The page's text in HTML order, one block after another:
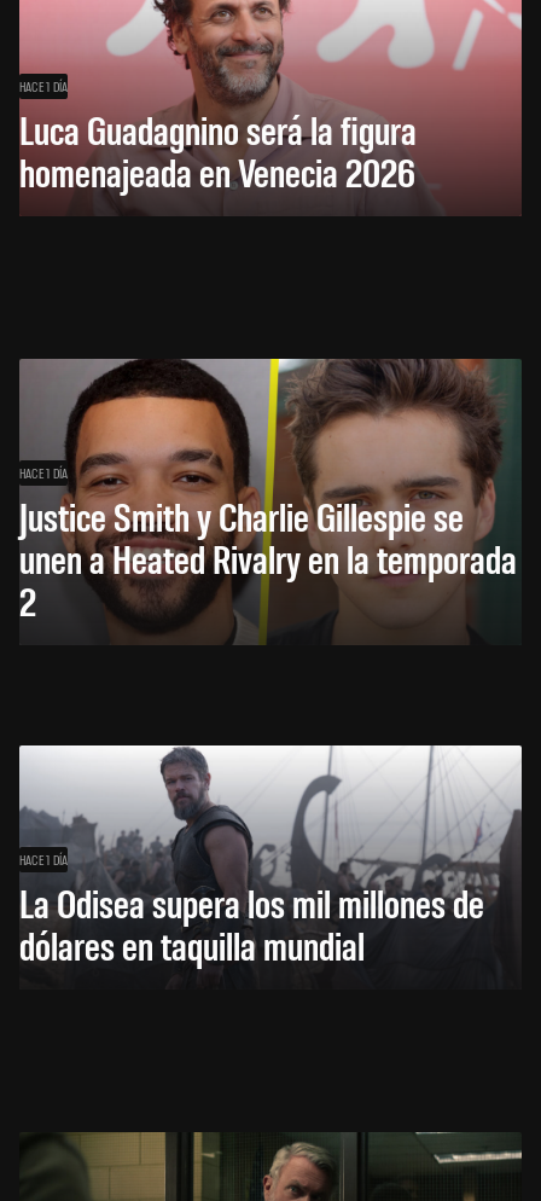
HACE 1 DÍA
Luca Guadagnino será la figura
homenajeada en Venecia 2026
HACE 1 DÍA
Justice Smith y Charlie Gillespie se
unen a Heated Rivalry en la temporada
2
HACE 1 DÍA
La Odisea supera los mil millones de
dólares en taquilla mundial